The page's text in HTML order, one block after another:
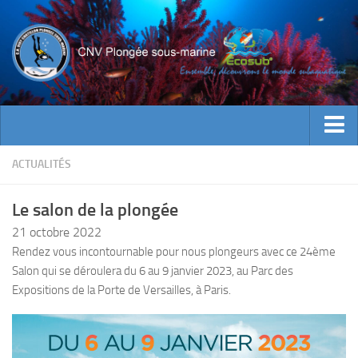
ACTUALITES
INFOS CNV
Bienvenue
Contacts
Encadrement
Historique
ACTUALITÉS
Le salon de la plongée
21 octobre 2022
Rendez vous incontournable pour nous plongeurs avec ce 24ème
Salon qui se déroulera du 6 au 9 janvier 2023, au Parc des
Expositions de la Porte de Versailles, à Paris.